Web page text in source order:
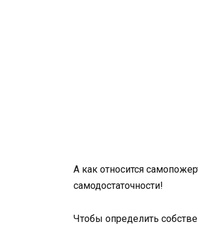
А как относится
самодостаточности!
Чтобы определить